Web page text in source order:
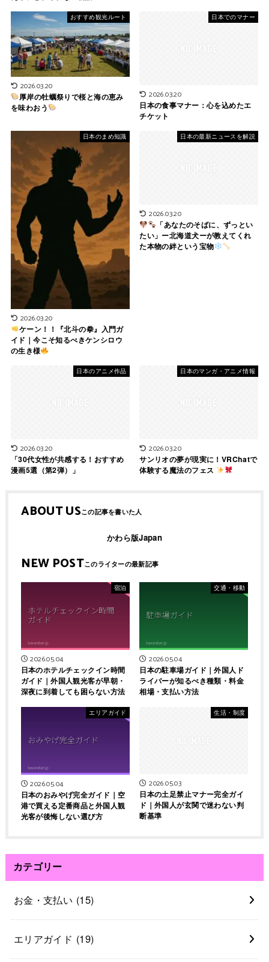
おすすめ観光ルート
2026.03.20
厚岸の牡蠣祭りで桜と海の恵み
を味わおう
日本でのマナー
2026.03.20
日本の食事マナー：心を込めたエ
チケット
日本のまめ知識
2026.03.20
ケーン！！『北斗の拳』入門ガ
イド｜今こそ知るべきケンシロウ
の生き様
日本の最新ニュースを解説
2026.03.20
「あなたのそばに、ずっとい
たい」ー北海道犬ーが教えてくれ
た本物の絆という宝物
日本のアニメ作品
2026.03.20
「30代女性が共感する！おすすめ
漫画5選（第2弾）」
日本のマンガ・アニメ情報
2026.03.20
サンリオの夢が現実に！VRChatで
体験する魔法のフェス
ABOUT US
かわら版Japan
NEW POST
宿泊
2026.05.04
日本のホテルチェックイン時間
ガイド｜外国人観光客が早朝・
深夜に到着しても困らない方法
交通・移動
2026.05.04
日本の駐車場ガイド｜外国人ド
ライバーが知るべき種類・料金
相場・支払い方法
エリアガイド
2026.05.04
日本のおみやげ完全ガイド｜空
港で買える定番商品と外国人観
光客が後悔しない選び方
生活・制度
2026.05.03
日本の土足禁止マナー完全ガイ
ド｜外国人が玄関で迷わない判
断基準
カテゴリー
お金・支払い (15)
エリアガイド (19)